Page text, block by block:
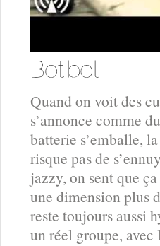
Quand on voit des
s’annonce comme
batterie s’emballe,
risque pas de
jazzy, on sent que
une dimension plus
reste toujours aussi
un réel groupe, avec